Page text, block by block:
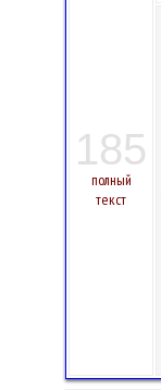
185
полный
текст